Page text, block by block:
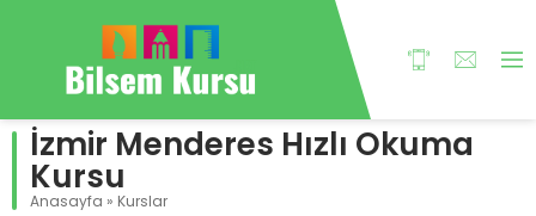
İzmir Menderes Hızlı Okuma
Kursu
Anasayfa » Kurslar